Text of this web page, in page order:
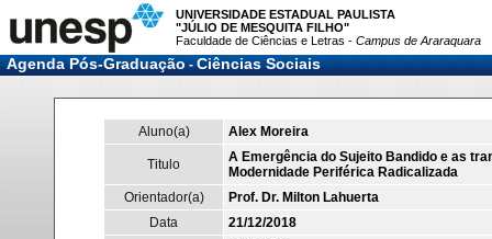
UNIVERSIDADE ESTADUAL PAULISTA
"JÚLIO DE MESQUITA FILHO"
Faculdade de Ciências e Letras - Campus de Araraquara
Agenda Pós-Graduação-Ciências Sociais
Aluno(a) Alex Moreira
Titulo
A Emergência do Sujeito Bandido e as
Modernidade Periférica Radicalizada
Orientador(a)
Prof. Dr. Milton Lahuerta
Data
21/12/2018